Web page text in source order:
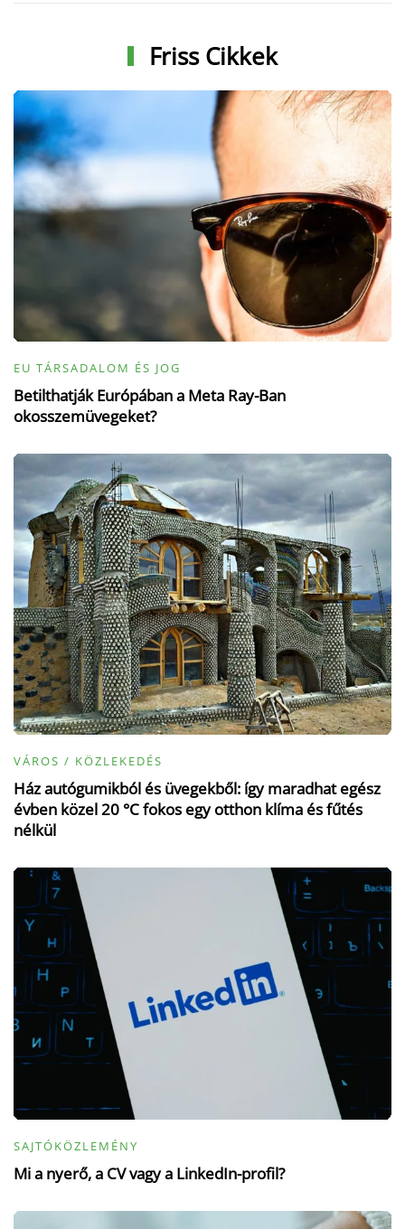
Friss Cikkek
EU TÁRSADALOM ÉS JOG
Betilthatják Európában a Meta Ray-Ban
okosszemüvegeket?
VÁROS / KÖZLEKEDÉS
Ház autógumikból és üvegekből: így maradhat egész
évben közel 20 °C fokos egy otthon klíma és fűtés
nélkül
SAJTÓKÖZLEMÉNY
Mi a nyerő, a CV vagy a LinkedIn-profil?